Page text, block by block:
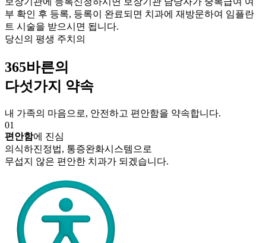
부 확인 후 등록, 등록이 완료되면 치과에 재방문하여 임플란
트 시술을 받으시면 됩니다.
당신의 평생 주치의
365바른의
다섯가지 약속
내 가족의 마음으로, 안전하고 편안함을 약속합니다.
01
편안함에 진심
의식하진정법, 통증완화시스템으로
무섭지 않은 편안한 치과가 되겠습니다.